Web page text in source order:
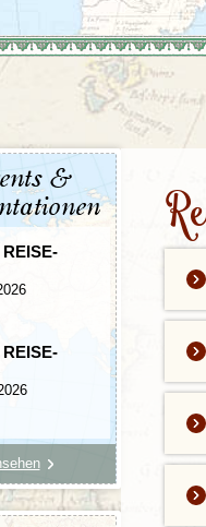
Südafrika
Tansania
Uganda
&